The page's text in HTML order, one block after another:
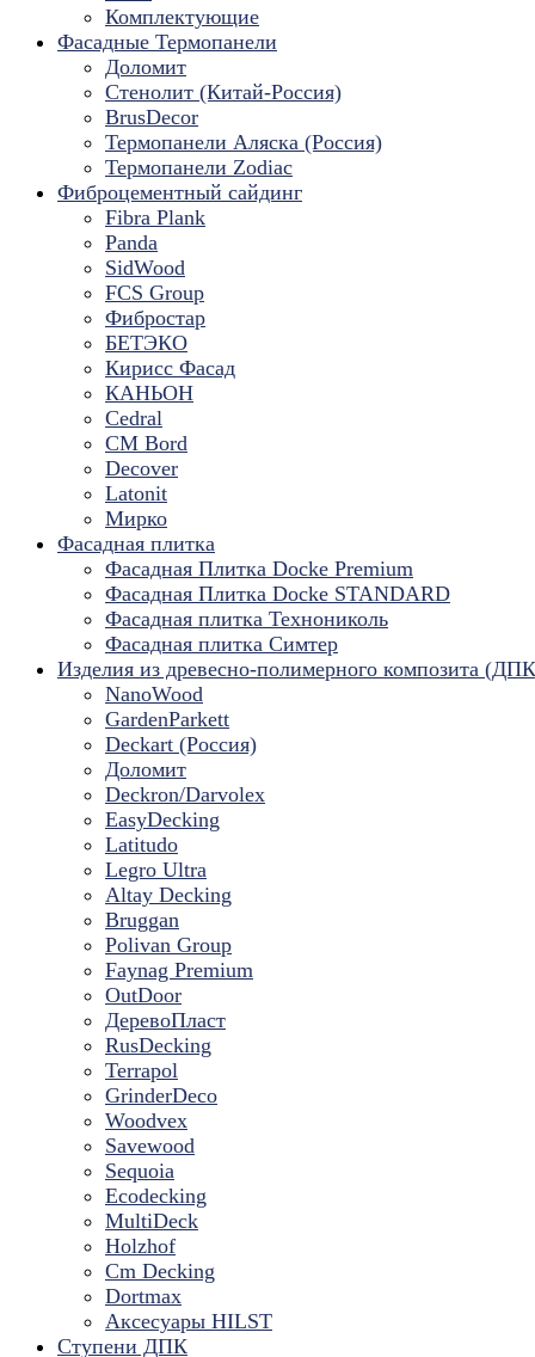
Комплектующие
Фасадные Термопанели
Доломит
Стенолит (Китай-Россия)
BrusDecor
Термопанели Аляска (Россия)
Термопанели Zodiac
Фиброцементный сайдинг
Fibra Plank
Panda
SidWood
FCS Group
Фибростар
БЕТЭКО
Кирисс Фасад
КАНЬОН
Cedral
CM Bord
Decover
Latonit
Мирко
Фасадная плитка
Фасадная Плитка Docke Premium
Фасадная Плитка Docke STANDARD
Фасадная плитка Технониколь
Фасадная плитка Симтер
Изделия из древесно-полимерного композита
NanoWood
GardenParkett
Deckart (Россия)
Доломит
Deckron/Darvolex
EasyDecking
Latitudo
Legro Ultra
Altay Decking
Bruggan
Polivan Group
Faynag Premium
OutDoor
ДеревоПласт
RusDecking
Terrapol
GrinderDeco
Woodvex
Savewood
Sequoia
Ecodecking
MultiDeck
Holzhof
Cm Decking
Dortmax
Аксесуары HILST
Ступени ДПК